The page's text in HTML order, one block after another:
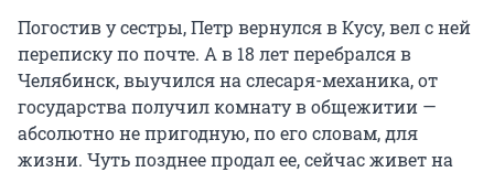
Погостив у сестры, Петр вернулся в Кусу, вел с ней
переписку по почте. А в 18 лет перебрался в
Челябинск, выучился на слесаря-механика, от
государства получил комнату в общежитии —
абсолютно не пригодную, по его словам, для
жизни. Чуть позднее продал ее, сейчас живет на